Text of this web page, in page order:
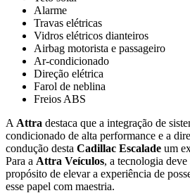
Alarme
Travas elétricas
Vidros elétricos dianteiros
Airbag motorista e passageiro
Ar-condicionado
Direção elétrica
Farol de neblina
Freios ABS
A Attra destaca que a integração de
condicionado de alta performance e a
condução desta Cadillac Escalade um
Para a Attra Veículos, a tecnologia
propósito de elevar a experiência de
esse papel com maestria.